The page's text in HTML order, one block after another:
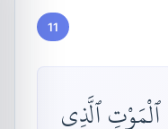
11
ٱلَّذِى